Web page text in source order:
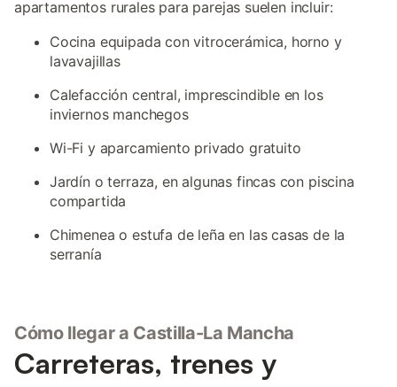
apartamentos rurales para parejas suelen incluir:
Cocina equipada con vitrocerámica, horno y
lavavajillas
Calefacción central, imprescindible en los
inviernos manchegos
Wi-Fi y aparcamiento privado gratuito
Jardín o terraza, en algunas fincas con piscina
compartida
Chimenea o estufa de leña en las casas de la
serranía
Cómo llegar a Castilla-La Mancha
Carreteras, trenes y